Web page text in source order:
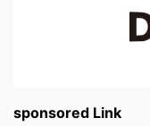
sponsored Link